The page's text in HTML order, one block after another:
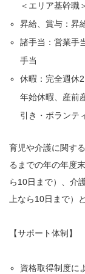
＜エリア基幹職
昇給、賞与：昇
諸手当：営業手
手当
休暇：完全週休
年始休暇、産前
引き・ボランテ
育児や介護に関す
るまでの年の年度
ら10日まで）、介
上なら10日まで）
【サポート体制】
資格取得制度に